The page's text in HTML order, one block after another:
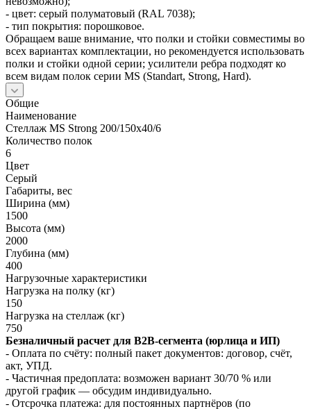
- цвет: серый полуматовый (RAL 7038);
- тип покрытия: порошковое.
Обращаем ваше внимание, что полки и стойки совместимы во
всех вариантах комплектации, но рекомендуется использовать
полки и стойки одной серии; усилители ребра подходят ко
всем видам полок серии MS (Standart, Strong, Hard).
Общие
Наименование
Стеллаж MS Strong 200/150х40/6
Количество полок
6
Цвет
Серый
Габариты, вес
Ширина (мм)
1500
Высота (мм)
2000
Глубина (мм)
400
Нагрузочные характеристики
Нагрузка на полку (кг)
150
Нагрузка на стеллаж (кг)
750
Безналичный расчет для B2B‑сегмента (юрлица и ИП)
- Оплата по счёту: полный пакет документов: договор, счёт,
акт, УПД.
- Частичная предоплата: возможен вариант 30/70 % или
другой график — обсудим индивидуально.
- Отсрочка платежа: для постоянных партнёров (по